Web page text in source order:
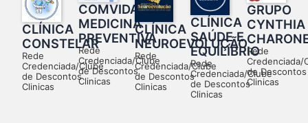
CLÍNICA
CONSTELAR
Rede
Credenciada/Clube
de Descontos
Clinicas
COMVIDA –
MEDICINA
PREVENTIVA
Rede
Credenciada/Clube
de Descontos
Clinicas
CLÍNICA
NEUROEVOLUÇÃO
Rede
Credenciada/Clube
de Descontos
Clinicas
CLÍNICA
SAÚDE E
EQUILÍBRIO
Rede
Credenciada/Clube
de Descontos
Clinicas
GRUPO
CYNTHIA
Rede
Credenciada/
de Descontos
Clinicas